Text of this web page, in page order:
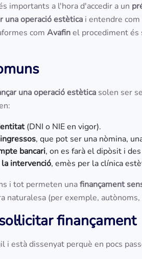
importants a l'hora d'accedir a un
una operació estètica i entendre com
com Avafinel procediment és
una operació estètica solen ser
(DNI o NIE en vigor).
, que pot ser una nòmina,
bancari, on es farà el dipòsit i
intervenció, emès per la clínica
i tot permeten unafinançament
naturalesa (per exemple,
finançament
i està dissenyat perquè en pocs